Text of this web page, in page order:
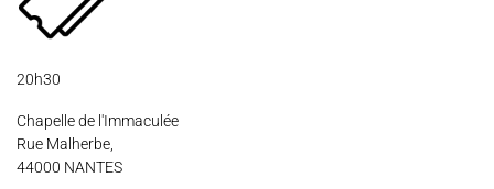
20h30
Chapelle de l'Immaculée
Rue Malherbe,
44000 NANTES